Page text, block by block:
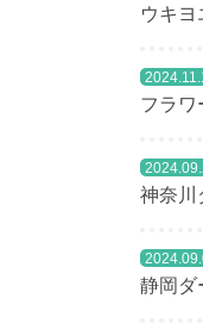
ウキヨ
フラワ
神奈川
静岡ダ